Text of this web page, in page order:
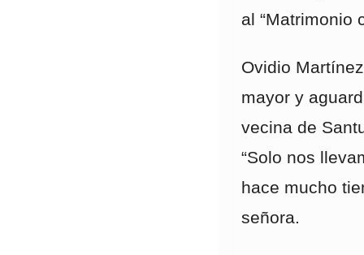
al “Matrimonio
Ovidio
mayor y
vecina de
“Solo nos
hace mucho
señora.